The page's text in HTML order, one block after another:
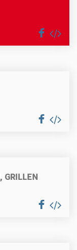
GRILLEN